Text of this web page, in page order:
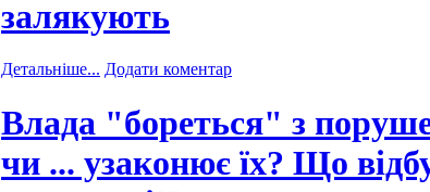
залякують
Детальніше... Додати коментар
Влада "бореться" з
чи ... узаконює їх? Що